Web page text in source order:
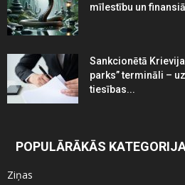
mīlestību un
Sankcionētā
parks” termināli –
tiesības...
POPULĀRĀKĀS
Ziņas